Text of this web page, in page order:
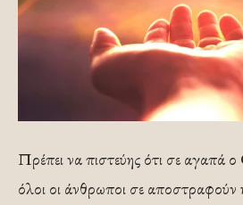
Πρέπει να πιστεύης ότι σε αγαπά
όλοι οι άνθρωποι σε αποστραφούν